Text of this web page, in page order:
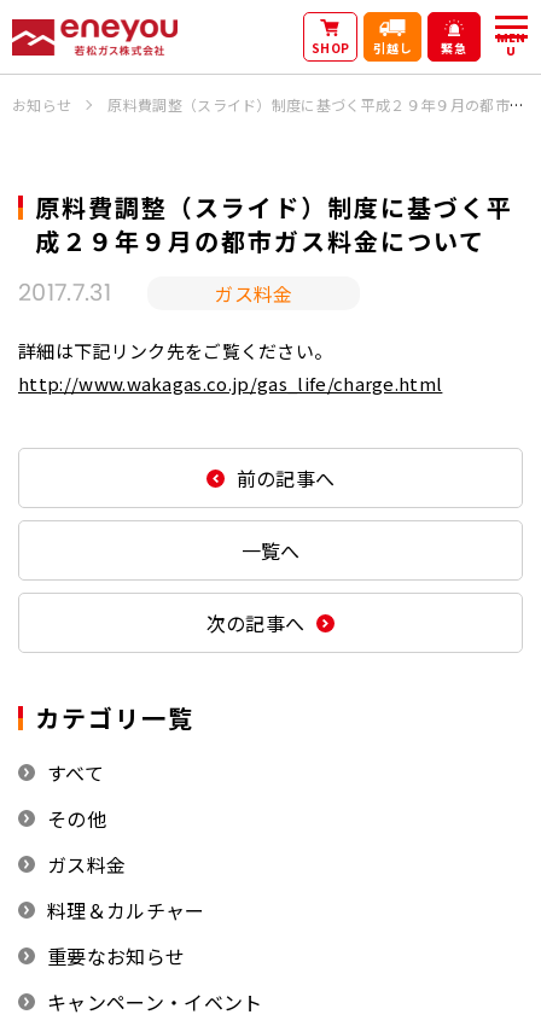
SHOP 引越し 緊急
MEN
U
お知らせ 原料費調整（スライド）制度に基づく平成２９年９月の都市ガス料金について
2017.7.31 ガス料金
原料費調整（スライド）制度に基づく平
成２９年９月の都市ガス料金について
詳細は下記リンク先をご覧ください。
http://www.wakagas.co.jp/gas_life/charge.html
前の記事へ
一覧へ
次の記事へ
カテゴリ一覧
すべて
その他
ガス料金
料理＆カルチャー
重要なお知らせ
キャンペーン・イベント